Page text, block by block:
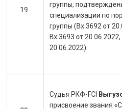
группы,
специализации по
группы (Вх.3692 от
Вх.3693 от
20.06.2022).
Судья РКФ-FCI
присвоение звания